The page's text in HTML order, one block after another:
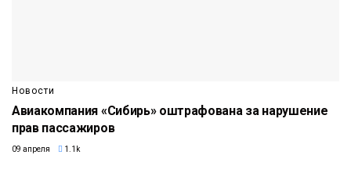
Новости
Авиакомпания «Сибирь» оштрафована за нарушение
прав пассажиров
09 апреля 1.1k